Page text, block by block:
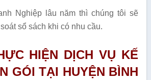
Nghiệp lâu năm thì chúng tôi sẽ
sổ sách khi có nhu cầu.
HIỆN DỊCH VỤ KẾ
GÓI TẠI HUYỆN BÌNH